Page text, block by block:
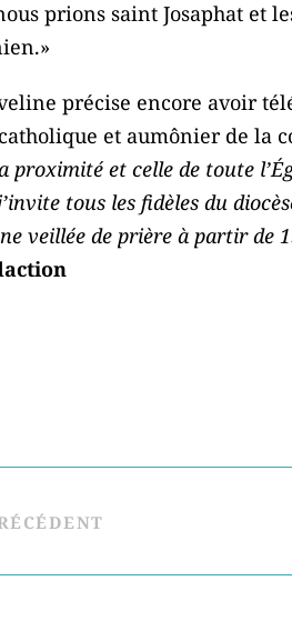
prions saint Josaphat et
précise encore avoir
et aumônier de la
proximité et celle de toute
tous les fidèles du
veillée de prière à partir de